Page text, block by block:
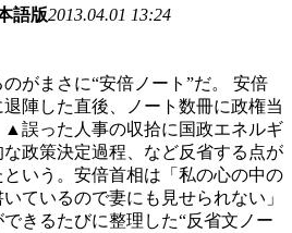
語版2013.04.01 13:24
がまさに“安倍ノート”だ。 安倍
陣した直後、ノート数冊に政権当
▲誤った人事の収拾に国政エネルギ
政策決定過程、など反省する点が
いう。安倍首相は「私の心の中の
ているので妻にも見せられない」
きるたびに整理した“反省文ノー